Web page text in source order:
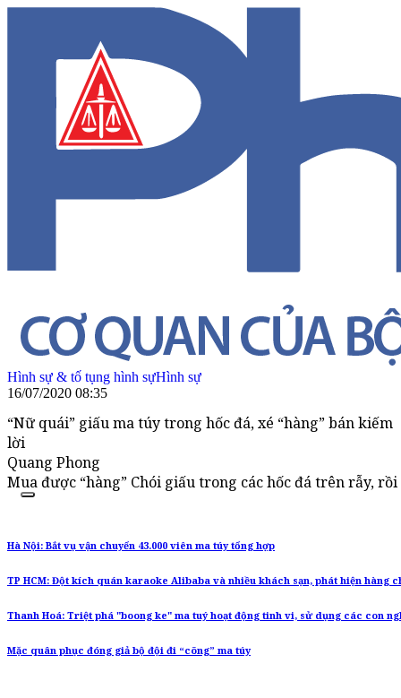
Hình sự & tố tụng hình sựHình sự
16/07/2020 08:35
“Nữ quái” giấu ma túy trong hốc đá, xé “hàng” bán kiếm
lời
Quang Phong
Mua được “hàng” Chói giấu trong các hốc đá trên rẫy,
Hà Nội: Bắt vụ vận chuyển 43.000 viên ma túy tổng hợp
TP HCM: Đột kích quán karaoke Alibaba và nhiều khách sạn, phát hiện hàng
Thanh Hoá: Triệt phá "boong ke" ma tuý hoạt động tinh vi, sử dụng các con
Mặc quân phục đóng giả bộ đội đi “cõng” ma túy